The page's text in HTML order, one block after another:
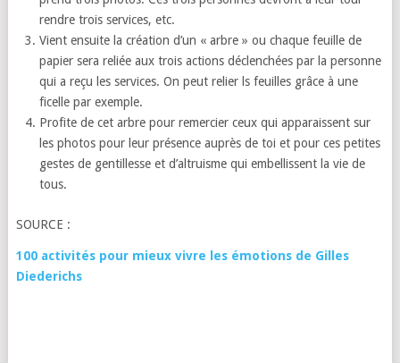
rendre trois services, etc.
Vient ensuite la création d’un « arbre » ou chaque feuille de
papier sera reliée aux trois actions déclenchées par la personne
qui a reçu les services. On peut relier ls feuilles grâce à une
ficelle par exemple.
Profite de cet arbre pour remercier ceux qui apparaissent sur
les photos pour leur présence auprès de toi et pour ces petites
gestes de gentillesse et d’altruisme qui embellissent la vie de
tous.
SOURCE :
100 activités pour mieux vivre les émotions de Gilles
Diederichs